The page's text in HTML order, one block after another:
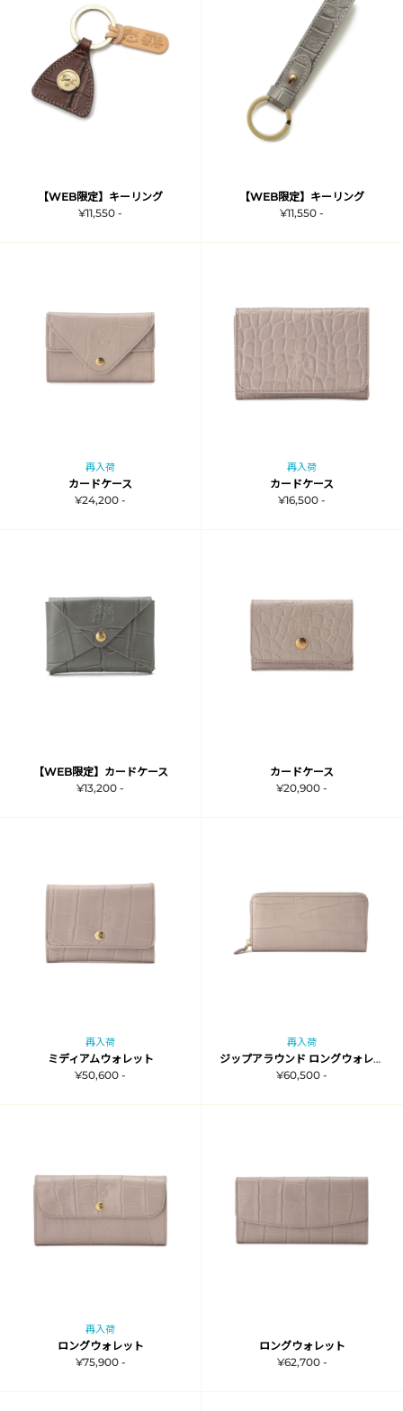
【WEB限定】キーリング
¥11,550 -
【WEB限定】キーリング
¥11,550 -
再入荷
カードケース
¥24,200 -
再入荷
カードケース
¥16,500 -
【WEB限定】カードケース
¥13,200 -
カードケース
¥20,900 -
再入荷
ミディアムウォレット
¥50,600 -
再入荷
ジップアラウンド ロングウォレット
¥60,500 -
再入荷
ロングウォレット
¥75,900 -
ロングウォレット
¥62,700 -